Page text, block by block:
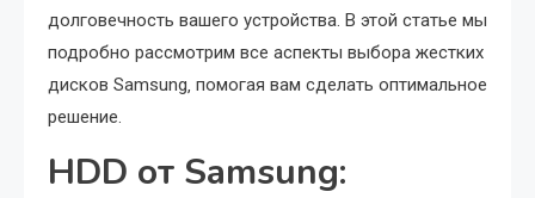
долговечность вашего устройства. В этой статье мы
подробно рассмотрим все аспекты выбора жестких
дисков Samsung‚ помогая вам сделать оптимальное
решение.
HDD от Samsung: